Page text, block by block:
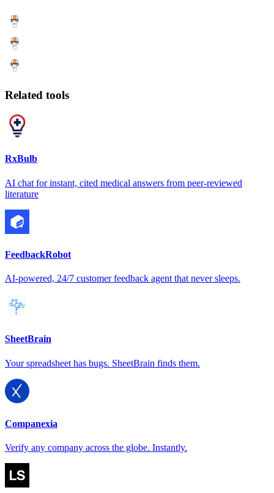
Related tools
RxBulb
AI chat for instant, cited medical answers from peer-reviewed
literature
FeedbackRobot
AI-powered, 24/7 customer feedback agent that never sleeps.
SheetBrain
Your spreadsheet has bugs. SheetBrain finds them.
Companexia
Verify any company across the globe. Instantly.